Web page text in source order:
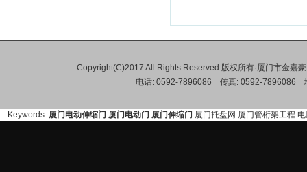
Copyright(C)2017 All Rights Reserved 版权所有·厦门市金嘉
电话: 0592-7896086 传真: 0592-7896086
Keywords: 厦门电动伸缩门 厦门电动门 厦门伸缩门 厦门托盘网 厦门管桁架工程